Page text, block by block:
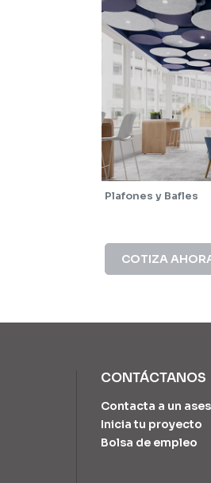
Plafones y Bafles
COTIZA
CONTÁCTANOS
Contacta a un
Inicia tu proyecto
Bolsa de empleo